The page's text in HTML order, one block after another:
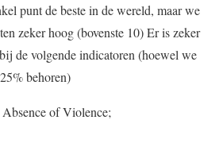
punt de beste in de wereld, maar we
zeker hoog (bovenste 10) Er is zeker
de volgende indicatoren (hoewel we
behoren)
of Violence;